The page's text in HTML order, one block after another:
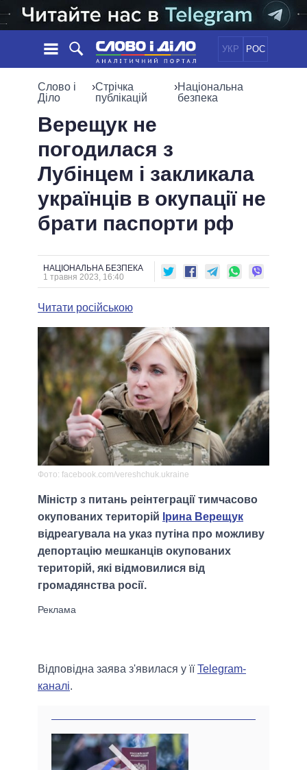
УКР РОС
НОВИНИ
ПОДІЇ
СТАТТІ
ДУМКИ
ОГЛЯДИ
ДАЙДЖЕСТИ
СУСПІЛЬСТВО
СВІТ
ПОЛIТИКИ
УСІ ПОЛІТИКИ
ПРЕЗИДЕНТ І ОФІС
ВЕРХОВНА РАДА
КАБІНЕТ МІНІСТРІВ
ГОЛОВИ ОБЛАДМІНІСТРАЦІЙ
МЕРИ МІСТ
ІНФОГРАФІКА
ВІДЕО
ПІДТРИМАТИ
ПОРІВНЯННЯ ПОЛІТИКІВ
Слово і
Діло
›Стрічка
публікацій
›Національна
безпека
Верещук не
погодилася з
Лубінцем і закликала
українців в окупації не
брати паспорти рф
НАЦІОНАЛЬНА БЕЗПЕКА
1 травня 2023, 16:40
Читати російською
Фото: facebook.com/vereshchuk.ukraine
Міністр з питань реінтеграції тимчасово
окупованих територій Ірина Верещук
відреагувала на указ путіна про можливу
депортацію мешканців окупованих
територій, які відмовилися від
громадянства росії.
Відповідна заява з'явилася у їїTelegram-
каналі.